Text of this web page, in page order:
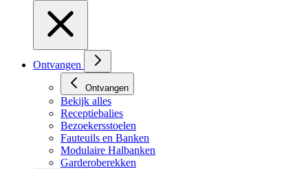
Ontvangen
Ontvangen
Bekijk alles
Receptiebalies
Bezoekersstoelen
Fauteuils en Banken
Modulaire Halbanken
Garderoberekken